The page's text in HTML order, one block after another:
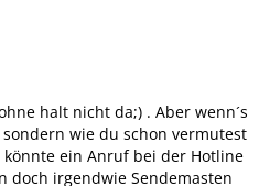
halt nicht da;) . Aber wenn´s
wie du schon vermutest
ein Anruf bei der Hotline
doch irgendwie Sendemasten